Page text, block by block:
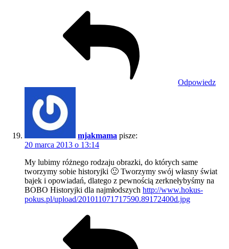
Odpowiedz
mjakmama pisze:
20 marca 2013 o 13:14
My lubimy różnego rodzaju obrazki, do których same
tworzymy sobie historyjki 🙂 Tworzymy swój własny świat
bajek i opowiadań, dlatego z pewnością zerknełybyśmy na
BOBO Historyjki dla najmłodszych http://www.hokus-
pokus.pl/upload/201011071717590.89172400d.jpg